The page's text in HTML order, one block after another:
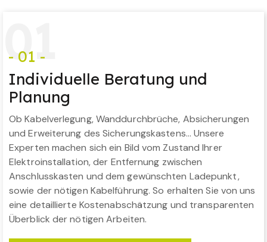
01
- 01 -
Individuelle Beratung und
Planung
Ob Kabelverlegung, Wanddurchbrüche, Absicherungen
und Erweiterung des Sicherungskastens… Unsere
Experten machen sich ein Bild vom Zustand Ihrer
Elektroinstallation, der Entfernung zwischen
Anschlusskasten und dem gewünschten Ladepunkt,
sowie der nötigen Kabelführung. So erhalten Sie von uns
eine detaillierte Kostenabschätzung und transparenten
Überblick der nötigen Arbeiten.